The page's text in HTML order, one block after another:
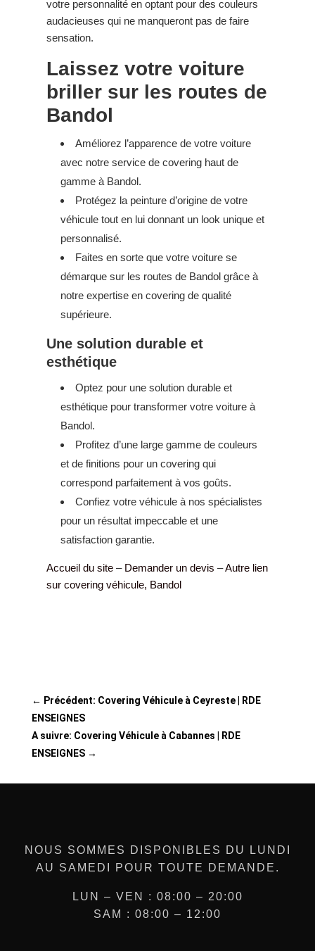
votre personnalité en optant pour des couleurs
audacieuses qui ne manqueront pas de faire
sensation.
Laissez votre voiture
briller sur les routes de
Bandol
Améliorez l’apparence de votre voiture
avec notre service de covering haut de
gamme à Bandol.
Protégez la peinture d’origine de votre
véhicule tout en lui donnant un look unique et
personnalisé.
Faites en sorte que votre voiture se
démarque sur les routes de Bandol grâce à
notre expertise en covering de qualité
supérieure.
Une solution durable et
esthétique
Optez pour une solution durable et
esthétique pour transformer votre voiture à
Bandol.
Profitez d’une large gamme de couleurs
et de finitions pour un covering qui
correspond parfaitement à vos goûts.
Confiez votre véhicule à nos spécialistes
pour un résultat impeccable et une
satisfaction garantie.
Accueil du site – Demander un devis –Autre lien
sur covering véhicule, Bandol
← Précédent: Covering Véhicule à Ceyreste | RDE
ENSEIGNES
A suivre: Covering Véhicule à Cabannes | RDE
ENSEIGNES→
NOUS SOMMES DISPONIBLES DU LUNDI
AU SAMEDI POUR TOUTE DEMANDE.
LUN – VEN : 08:00 – 20:00
SAM : 08:00 – 12:00